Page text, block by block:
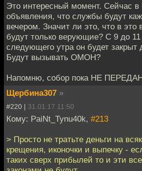
Это интересный момент. Сейчас в
объявления, что службы будут
вечером. Значит ли это, что в это
будут только верующие? С 9 до
следующего утра он будет закрыт
Будут вызывать ОМОН?
Напомню, собор пока НЕ
Щербина307 »
#220 | 31.01.17 11:50
Кому: PaiNt_Tynu40k, #213
> Просто не тратьте деньги на
крещения, иконочки и выпечку -
таких сверх прибылей то и эти